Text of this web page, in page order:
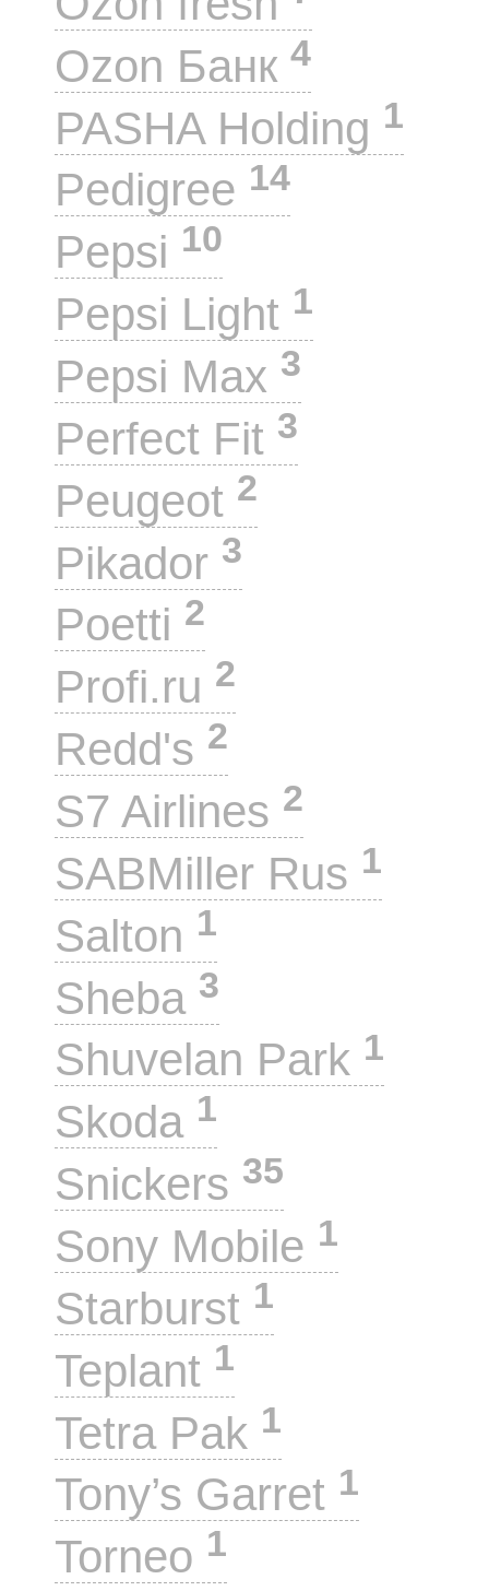
Ozon Банк 4
PASHA Holding 1
Pedigree 14
Pepsi 10
Pepsi Light 1
Pepsi Max 3
Perfect Fit 3
Peugeot 2
Pikador 3
Poetti 2
Profi.ru 2
Redd's 2
S7 Airlines 2
SABMiller Rus 1
Salton 1
Sheba 3
Shuvelan Park 1
Skoda 1
Snickers 35
Sony Mobile 1
Starburst 1
Teplant 1
Tetra Pak 1
Tony’s Garret 1
Torneo 1